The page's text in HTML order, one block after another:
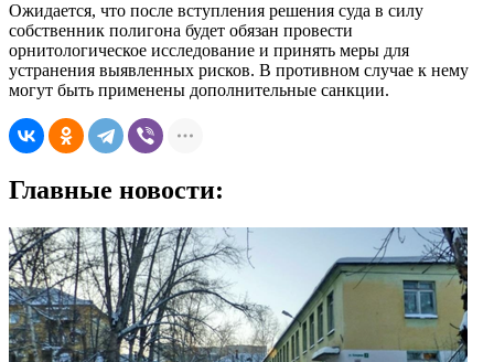
Ожидается, что после вступления решения суда в силу
собственник полигона будет обязан провести
орнитологическое исследование и принять меры для
устранения выявленных рисков. В противном случае к нему
могут быть применены дополнительные санкции.
Главные новости: